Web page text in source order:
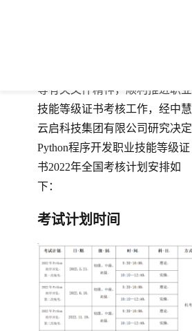
等有关文件精神，顺利推进职业
技能等级证书考核工作，经中慧
云启科技集团有限公司研究决定
Python程序开发职业技能等级证
书2022年全国考核计划安排如
下：
考试计划时间